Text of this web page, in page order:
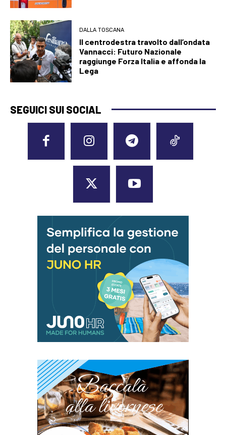
DALLA TOSCANA
Il centrodestra travolto dall’ondata
Vannacci: Futuro Nazionale
raggiunge Forza Italia e affonda la
Lega
SEGUICI SUI SOCIAL